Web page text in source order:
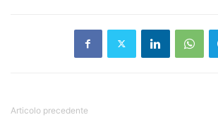
Articolo precedente